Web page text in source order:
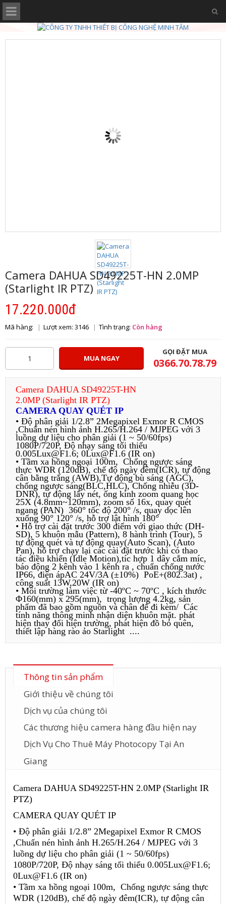
Camera DAHUA SD49225T-HN 2.0MP
(Starlight IR PTZ)
17.220.000đ
Mã hàng: Lượt xem: 3146 Tình trạng: Còn hàng
MUA NGAY
GỌI ĐẶT MUA
0366.70.78.79
Camera DAHUA SD49225T-HN
2.0MP (Starlight IR PTZ)
CAMERA QUAY QUÉT IP
• Độ phân giải 1/2.8” 2Megapixel Exmor R CMOS
,Chuẩn nén hình ảnh H.265/H.264 / MJPEG với 3
luồng dự liệu cho phân giải (1 ~ 50/60fps)
1080P/720P, Độ nhạy sáng tối thiểu
0.005Lux@F1.6; 0Lux@F1.6 (IR on)
• Tầm xa hồng ngoại 100m, Chống ngược sáng
thực WDR (120dB), chế độ ngày đêm(ICR), tự động
cân bằng trắng (AWB),Tự động bù sáng (AGC),
chống ngược sáng(BLC,HLC), Chống nhiễu (3D-
DNR), tự động lấy nét, ống kính zoom quang học
25X (4.8mm~120mm), zoom số 16x, quay quét
ngang (PAN) 360° tốc độ 200° /s, quay dọc lên
xuống 90° 120° /s, hỗ trợ lật hình 180°
• Hỗ trợ cài đặt trước 300 điểm với giao thức (DH-
SD), 5 khuôn mẫu (Pattern), 8 hành trình (Tour), 5
tự động quét và tự động quay(Auto Scan), (Auto
Pan), hỗ trợ chạy lại các cài đặt trước khi có thao
tác điều khiển (Idle Motion),tíc hợp 1 dây cắm míc,
báo động 2 kênh vào 1 kênh ra , chuẩn chống nước
IP66, điện ápAC 24V/3A (±10%) PoE+(802.3at) ,
công suất 13W,20W (IR on)
• Môi trường làm việc từ -40ºC ~ 70ºC , kích thước
Φ160(mm) x 295(mm), trọng lượng 4.2kg, sản
phẩm đã bao gồm nguồn và chân đế đi kèm/ Các
tính năng thông minh nhận diện khuôn mặt. phát
hiện thay đổi hiện trường, phát hiện đồ bỏ quên,
thiết lập hàng rào ảo Starlight ....
Thông tin sản phẩm
Giới thiệu về chúng tôi
Dịch vụ của chúng tôi
Các thương hiệu camera hàng đầu hiện nay
Dịch Vụ Cho Thuê Máy Photocopy Tại An
Giang
Camera DAHUA SD49225T-HN 2.0MP (Starlight IR
PTZ)
CAMERA QUAY QUÉT IP
• Độ phân giải 1/2.8” 2Megapixel Exmor R CMOS
,Chuẩn nén hình ảnh H.265/H.264 / MJPEG với 3
luồng dự liệu cho phân giải (1 ~ 50/60fps)
1080P/720P, Độ nhạy sáng tối thiểu 0.005Lux@F1.6;
0Lux@F1.6 (IR on)
• Tầm xa hồng ngoại 100m, Chống ngược sáng thực
WDR (120dB), chế độ ngày đêm(ICR), tự động cân